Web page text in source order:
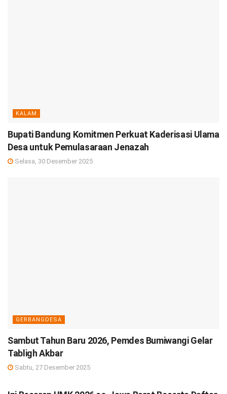
KALAM
Bupati Bandung Komitmen Perkuat Kaderisasi Ulama
Desa untuk Pemulasaraan Jenazah
Selasa, 30 Desember 2025
GERBANGDESA
Sambut Tahun Baru 2026, Pemdes Bumiwangi Gelar
Tabligh Akbar
Sabtu, 27 Desember 2025